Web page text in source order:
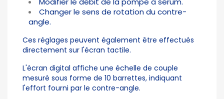
Changer le sens de rotation du contre-
angle.
Ces réglages peuvent également être effectués
directement sur l'écran tactile.
L'écran digital affiche une échelle de couple
mesuré sous forme de 10 barrettes, indiquant
l'effort fourni par le contre-angle.